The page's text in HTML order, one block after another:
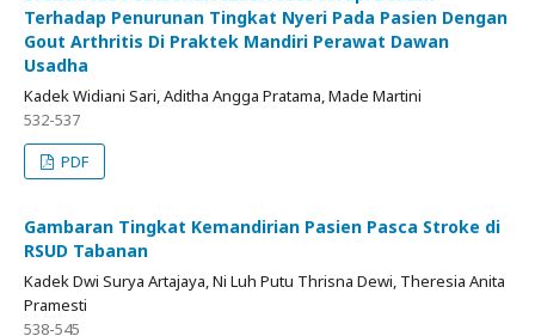
Terhadap Penurunan Tingkat Nyeri Pada Pasien Dengan
Gout Arthritis Di Praktek Mandiri Perawat Dawan
Usadha
Kadek Widiani Sari, Aditha Angga Pratama, Made Martini
532-537
PDF
Gambaran Tingkat Kemandirian Pasien Pasca Stroke di
RSUD Tabanan
Kadek Dwi Surya Artajaya, Ni Luh Putu Thrisna Dewi, Theresia Anita
Pramesti
538-545